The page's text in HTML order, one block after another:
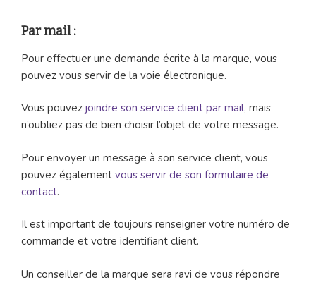
Par mail :
Pour effectuer une demande écrite à la marque, vous
pouvez vous servir de la voie électronique.
Vous pouvez joindre son service client par mail, mais
n’oubliez pas de bien choisir l’objet de votre message.
Pour envoyer un message à son service client, vous
pouvez également vous servir de son formulaire de
contact.
Il est important de toujours renseigner votre numéro de
commande et votre identifiant client.
Un conseiller de la marque sera ravi de vous répondre